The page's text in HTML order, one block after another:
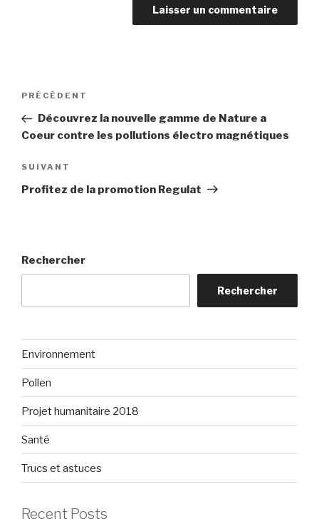
Navigation
l’article
Article
précédent
PRÉCÉDENT
Découvrez la nouvelle gamme de Nature a
Coeur contre les pollutions électro magnétiques
Article
suivant
SUIVANT
Profitez de la promotion Regulat
Rechercher
Rechercher
Environnement
Pollen
Projet humanitaire 2018
Santé
Trucs et astuces
Recent Posts